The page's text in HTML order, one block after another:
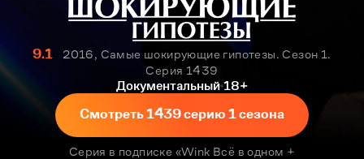
9.1
2016, Самые шокирующие гипотезы. Сезон 1.
Серия 1439
Документальный 18+
Смотреть 1439 серию 1 сезона
Серия в подписке «Wink Всё в одном +